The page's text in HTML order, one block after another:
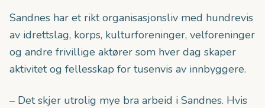
Sandnes har et rikt organisasjonsliv med hundrevis
av idrettslag, korps, kulturforeninger, velforeninger
og andre frivillige aktører som hver dag skaper
aktivitet og fellesskap for tusenvis av innbyggere.
– Det skjer utrolig mye bra arbeid i Sandnes. Hvis